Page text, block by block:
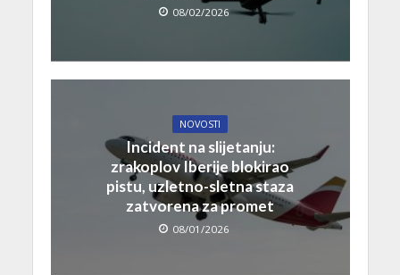
08/02/2026
NOVOSTI
Incident na slijetanju:
zrakoplov Iberije blokirao
pistu, uzletno-sletna staza
zatvorena za promet
08/01/2026